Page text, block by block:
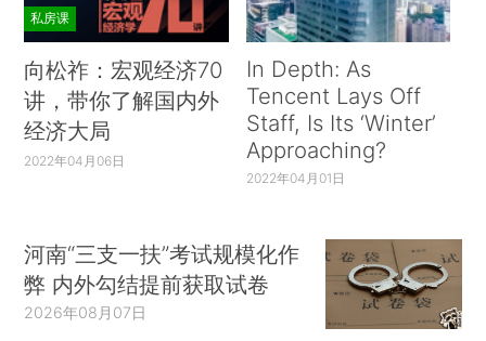
私房课
向松祚：宏观经济70
讲，带你了解国内外
经济大局
2022年04月06日
In Depth: As
Tencent Lays Off
Staff, Is Its ‘Winter’
Approaching?
2022年04月01日
河南“三支一扶”考试规模化作
弊 内外勾结提前获取试卷
2026年08月07日